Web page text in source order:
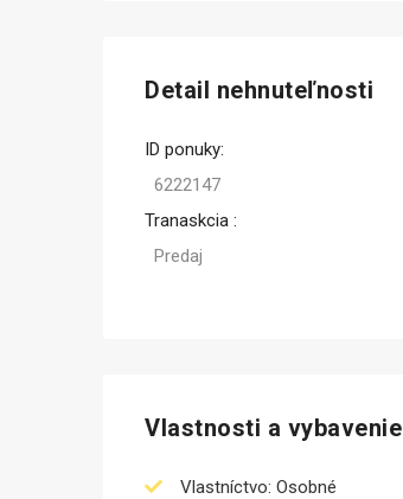
Detail nehnuteľnosti
ID ponuky:
6222147
Tranaskcia :
Predaj
Vlastnosti a vybavenie
Vlastníctvo: Osobné